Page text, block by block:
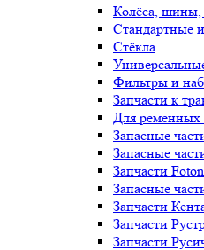
Колёса, шины,
Стандартные
Стёкла
Фильтры и
Запчасти к
Для ременных
Запасные
Запасные
Запчасти
Запасные
Запчасти
Запчасти
Запчасти